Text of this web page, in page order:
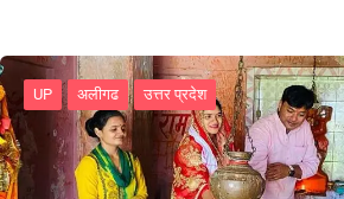
UP अलीगढ उत्तर प्रदेश